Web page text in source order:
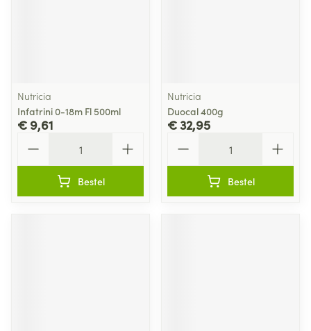
Nutricia
Infatrini 0-18m Fl 500ml
€ 9,61
Bestel
Nutricia
Duocal 400g
€ 32,95
Bestel